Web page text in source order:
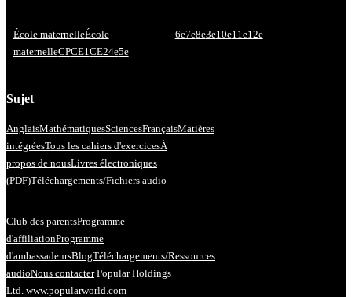
École maternelleÉcole
maternelleCPCE1 CE24e5e
6e7e8e3e10e11e12e
Sujet
AnglaisMathématiquesSciencesFrançaisMatières
intégréesTous les cahiers d'exercicesÀ
propos de nousLivres électroniques
(PDF)Téléchargements/Fichiers audio
Club des parentsProgramme
d'affiliationProgramme
d'ambassadeursBlogTéléchargements/Ressources
audioNous contacter Popular Holdings
Ltd. www.popularworld.com